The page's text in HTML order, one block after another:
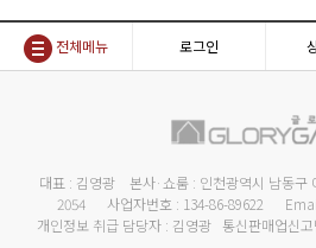
전체메뉴 로그인
대표 : 김영광 본사·쇼룸 : 인천광역시 남동구
2054 사업자번호 : 134-86-89622
개인정보 취급 담당자 : 김영광 통신판매업신